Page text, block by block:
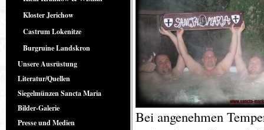
Kloster Jerichow
Castrum Lokenitze
Burgruine Landskron
Unsere Ausrüstung
Literatur/Quellen
Siegelmünzen Sancta Maria
Bilder-Galerie
Presse und Medien
Bei angenehmen